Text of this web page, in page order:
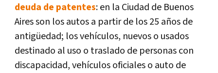
deuda de patentes: en la Ciudad de Buenos
Aires son los autos a partir de los 25 años de
antigüedad; los vehículos, nuevos o usados
destinado al uso o traslado de personas con
discapacidad, vehículos oficiales o auto de